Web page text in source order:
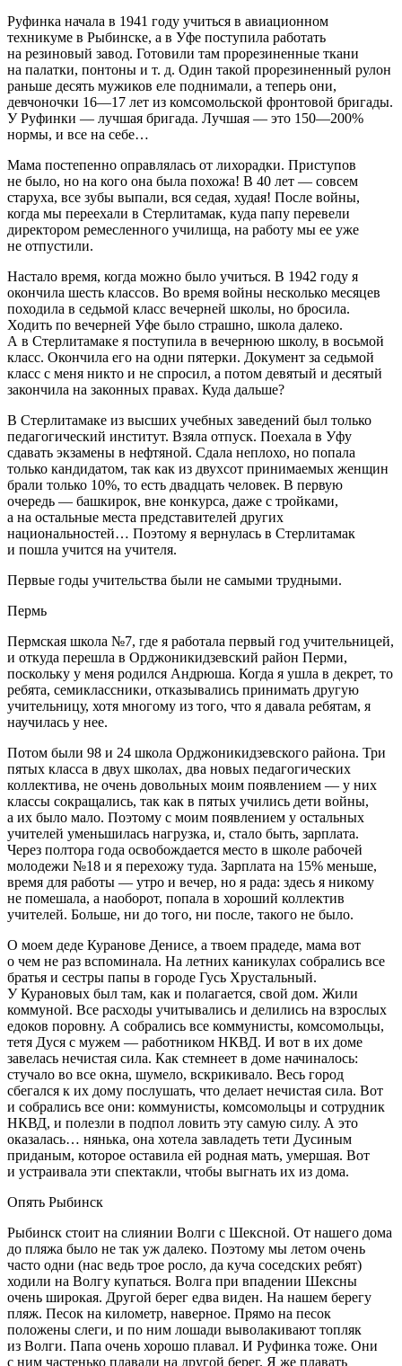
Руфинка начала в 1941 году учиться в авиационном
техникуме в Рыбинске, а в Уфе поступила работать
на резиновый завод. Готовили там прорезиненные ткани
на палатки, понтоны и т. д. Один такой прорезиненный рулон
раньше десять мужиков еле поднимали, а теперь они,
девчоночки 16—17 лет из комсомольской фронтовой бригады.
У Руфинки — лучшая бригада. Лучшая — это 150—200%
нормы, и все на себе…
Мама постепенно оправлялась от лихорадки. Приступов
не было, но на кого она была похожа! В 40 лет — совсем
старуха, все зубы выпали, вся седая, худая! После войны,
когда мы переехали в Стерлитамак, куда папу перевели
директором ремесленного училища, на работу мы ее уже
не отпустили.
Настало время, когда можно было учиться. В 1942 году я
окончила шесть классов. Во время войны несколько месяцев
походила в седьмой класс вечерней школы, но бросила.
Ходить по вечерней Уфе было страшно, школа далеко.
А в Стерлитамаке я поступила в вечернюю школу, в восьмой
класс. Окончила его на одни пятерки. Документ за седьмой
класс с меня никто и не спросил, а потом девятый и десятый
закончила на законных правах. Куда дальше?
В Стерлитамаке из высших учебных заведений был только
педагогический институт. Взяла отпуск. Поехала в Уфу
сдавать экзамены в нефтяной. Сдала неплохо, но попала
только кандидатом, так как из двухсот принимаемых женщин
брали только 10%, то есть двадцать человек. В первую
очередь — башкирок, вне конкурса, даже с тройками,
а на остальные места представителей других
национальностей… Поэтому я вернулась в Стерлитамак
и пошла учится на учителя.
Первые годы учительства были не самыми трудными.
Пермь
Пермская школа №7, где я работала первый год учительницей,
и откуда перешла в Орджоникидзевский район Перми,
поскольку у меня родился Андрюша. Когда я ушла в декрет, то
ребята, семиклассники, отказывались принимать другую
учительницу, хотя многому из того, что я давала ребятам, я
научилась у нее.
Потом были 98 и 24 школа Орджоникидзевского района. Три
пятых класса в двух школах, два новых педагогических
коллектива, не очень довольных моим появлением — у них
классы сокращались, так как в пятых учились дети войны,
а их было мало. Поэтому с моим появлением у остальных
учителей уменьшилась нагрузка, и, стало быть, зарплата.
Через полтора года освобождается место в школе рабочей
молодежи №18 и я перехожу туда. Зарплата на 15% меньше,
время для работы — утро и вечер, но я рада: здесь я никому
не помешала, а наоборот, попала в хороший коллектив
учителей. Больше, ни до того, ни после, такого не было.
О моем деде Куранове Денисе, а твоем прадеде, мама вот
о чем не раз вспоминала. На летних каникулах собрались все
братья и сестры папы в городе Гусь Хрустальный.
У Курановых был там, как и полагается, свой дом. Жили
коммуной. Все расходы учитывались и делились на взрослых
едоков поровну. А собрались все коммунисты, комсомольцы,
тетя Дуся с мужем — работником НКВД. И вот в их доме
завелась нечистая сила. Как стемнеет в доме начиналось:
стучало во все окна, шумело, вскрикивало. Весь город
сбегался к их дому послушать, что делает нечистая сила. Вот
и собрались все они: коммунисты, комсомольцы и сотрудник
НКВД, и полезли в подпол ловить эту самую силу. А это
оказалась… нянька, она хотела завладеть тети Дусиным
приданым, которое оставила ей родная мать, умершая. Вот
и устраивала эти спектакли, чтобы выгнать их из дома.
Опять Рыбинск
Рыбинск стоит на слиянии Волги с Шексной. От нашего дома
до пляжа было не так уж далеко. Поэтому мы летом очень
часто одни (нас ведь трое росло, да куча соседских ребят)
ходили на Волгу купаться. Волга при впадении Шексны
очень широкая. Другой берег едва виден. На нашем берегу
пляж. Песок на километр, наверное. Прямо на песок
положены слеги, и по ним лошади выволакивают топляк
из Волги. Папа очень хорошо плавал. И Руфинка тоже. Они
с ним частенько плавали на другой берег. Я же плавать